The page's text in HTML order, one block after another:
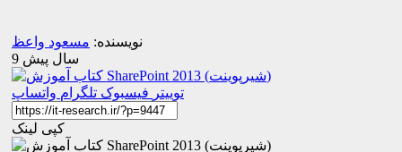
نویسنده: مسعود واعظ
9 سال پیش
توییتر فیسبوک تلگرام واتساپ
کپی لینک